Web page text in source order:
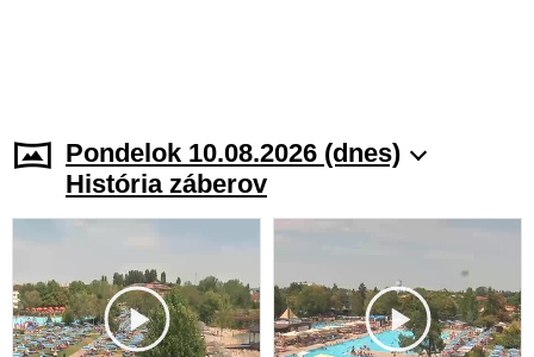
Pondelok 10.08.2026 (dnes)
História záberov